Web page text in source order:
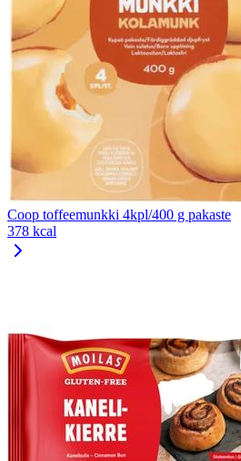
Coop toffeemunkki 4kpl/400 g pakaste
378 kcal